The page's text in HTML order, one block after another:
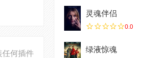
任何插件
灵魂伴侣
0.0
绿液惊魂